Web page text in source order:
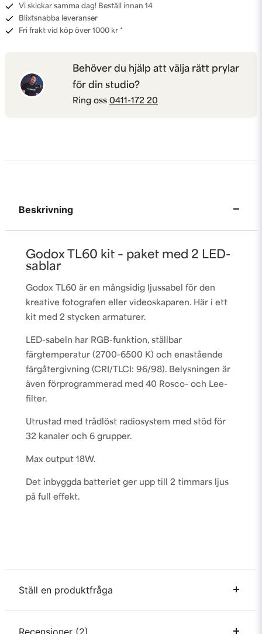
Vi skickar samma dag! Beställ innan 14
Blixtsnabba leveranser
Fri frakt vid köp över 1000 kr *
Behöver du hjälp att välja rätt prylar
för din studio?
Ring oss 0411-172 20
Beskrivning
Godox TL60 kit – paket med 2 LED-
sablar
Godox TL60 är en mångsidig ljussabel för den
kreative fotografen eller videoskaparen. Här i ett
kit med 2 stycken armaturer.
LED-sabeln har RGB-funktion, ställbar
färgtemperatur (2700-6500 K) och enastående
färgåtergivning (CRI/TLCI: 96/98). Belysningen är
även förprogrammerad med 40 Rosco- och Lee-
filter.
Utrustad med trådlöst radiosystem med stöd för
32 kanaler och 6 grupper.
Max output 18W.
Det inbyggda batteriet ger upp till 2 timmars ljus
på full effekt.
Ställ en produktfråga
question
Fråga oss något om denna produkten...
Recensioner (2)